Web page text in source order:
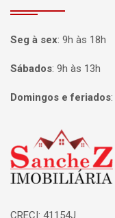
Seg à sex: 9h às 18h
Sábados: 9h às 13h
Domingos e feriados:
Página inicial
CRECI: 41154J